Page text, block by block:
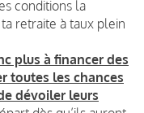
conditions la
retraite à taux plein
plus à financer des
toutes les chances
dévoiler leurs